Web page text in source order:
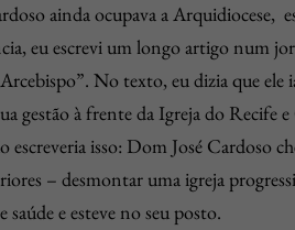
ainda ocupava a Arquidiocese,
eu escrevi um longo artigo num
No texto, eu dizia que ele
gestão à frente da Igreja do Recife
escreveria isso: Dom José Cardoso
– desmontar uma igreja
e esteve no seu posto.